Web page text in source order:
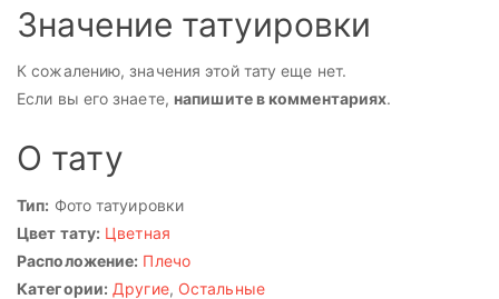
Значение татуировки
К сожалению, значения этой тату еще нет.
Если вы его знаете, напишите в комментариях.
О тату
Тип: Фото татуировки
Цвет тату: Цветная
Расположение: Плечо
Категории: Другие, Остальные